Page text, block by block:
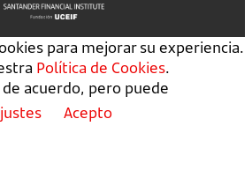
para mejorar su experiencia.
Política de Cookies.
acuerdo, pero puede
Acepto